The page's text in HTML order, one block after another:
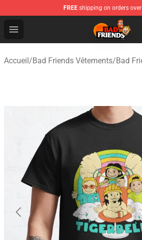
FREE shipping on orders
Open menu
Bad Friends Shop - Official Bad
Accueil/Bad Friends Vêtements/Bad